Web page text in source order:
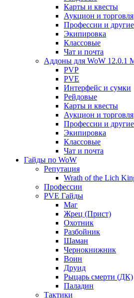
Карты и квесты
Аукцион и торговля
Профессии и другие
Экипировка
Классовые
Чат и почта
Аддоны для WoW 12.0.1
PVP
PVE
Интерфейс и сумки
Рейдовые
Карты и квесты
Аукцион и торговля
Профессии и другие
Экипировка
Классовые
Чат и почта
Гайды по WoW
Репутация
Wrath of the Lich
Профессии
PVE Гайды
Маг
Жрец (Прист)
Охотник
Разбойник
Шаман
Чернокнижник
Воин
Друид
Рыцарь смерти (ДК)
Паладин
Тактики